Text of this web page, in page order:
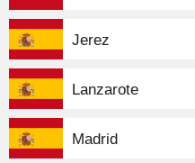
Jerez
Lanzarote
Madrid